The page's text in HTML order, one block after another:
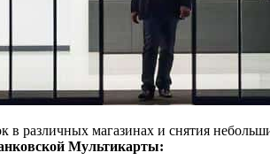
различных магазинах и снятия
Мультикарты: